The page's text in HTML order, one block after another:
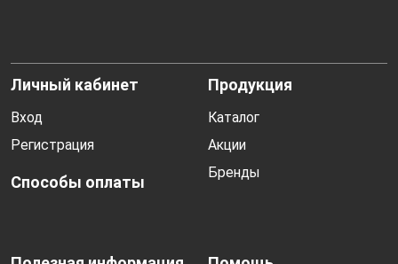
Личный кабинет
Вход
Регистрация
Способы оплаты
Продукция
Каталог
Акции
Бренды